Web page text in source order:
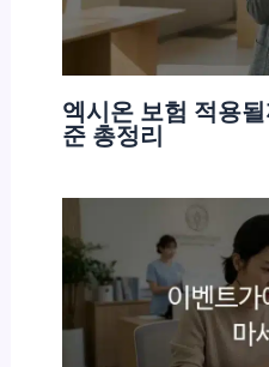
엑시온 보험 적용
준 총정리